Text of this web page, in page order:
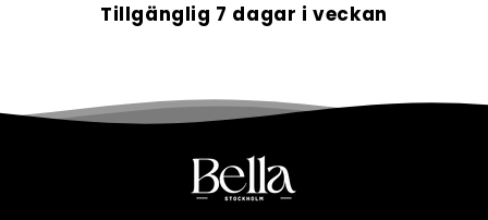
Tillgänglig 7 dagar i veckan